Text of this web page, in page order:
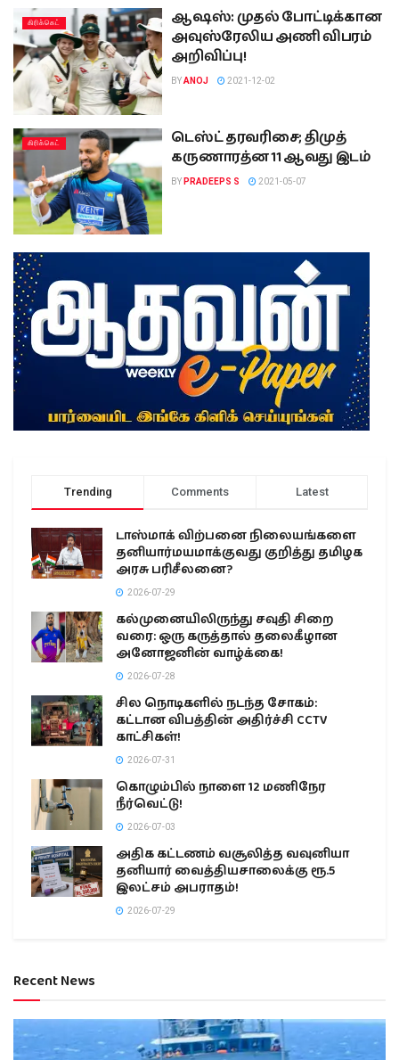
கிரிக்கெட்
ஆஷஸ்: முதல் போட்டிக்கான
அவுஸ்ரேலிய அணி விபரம்
அறிவிப்பு!
BYANOJ 2021-12-02
கிரிக்கெட்
டெஸ்ட் தரவரிசை; திமுத்
கருணாரத்ன 11 ஆவது இடம்
BY PRADEEPS S 2021-05-07
Trending Comments Latest
டாஸ்மாக் விற்பனை நிலையங்களை
தனியார்மயமாக்குவது குறித்து தமிழக
அரசு பரிசீலனை?
2026-07-29
கல்முனையிலிருந்து சவுதி சிறை
வரை: ஒரு கருத்தால் தலைகீழான
அனோஜனின் வாழ்க்கை!
2026-07-28
சில நொடிகளில் நடந்த சோகம்:
கட்டான விபத்தின் அதிர்ச்சி CCTV
காட்சிகள்!
2026-07-31
கொழும்பில் நாளை 12 மணிநேர
நீர்வெட்டு!
2026-07-03
அதிக கட்டணம் வசூலித்த வவுனியா
தனியார் வைத்தியசாலைக்கு ரூ.5
இலட்சம் அபராதம்!
2026-07-29
Recent News